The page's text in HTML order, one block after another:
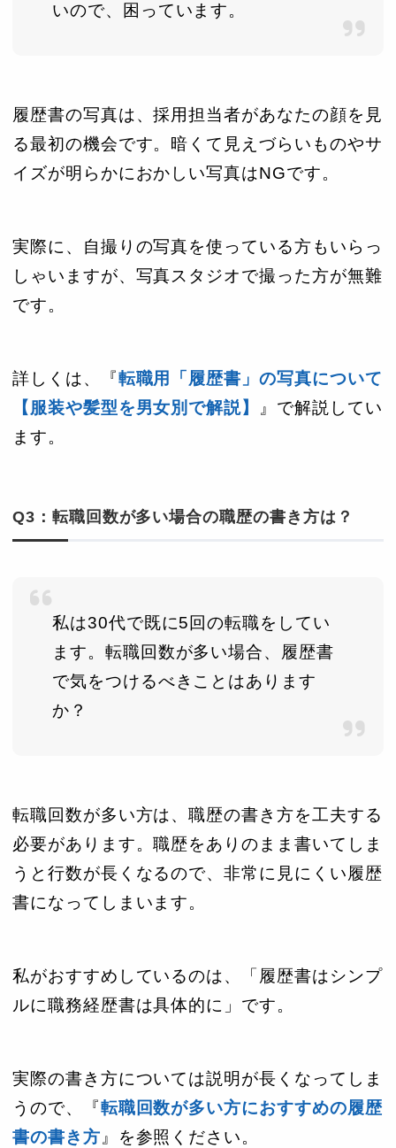
いので、困っています。
履歴書の写真は、採用担当者があなたの顔を見
る最初の機会です。暗くて見えづらいものやサ
イズが明らかにおかしい写真はNGです。
実際に、自撮りの写真を使っている方もいらっ
しゃいますが、写真スタジオで撮った方が無難
です。
詳しくは、『転職用「履歴書」の写真について
【服装や髪型を男女別で解説】
』で解説してい
ます。
Q3：転職回数が多い場合の職歴の書き方は？
私は30代で既に5回の転職をしてい
ます。転職回数が多い場合、履歴書
で気をつけるべきことはあります
か？
転職回数が多い方は、職歴の書き方を工夫する
必要があります。職歴をありのまま書いてしま
うと行数が長くなるので、非常に見にくい履歴
書になってしまいます。
私がおすすめしているのは、「履歴書はシンプ
ルに職務経歴書は具体的に」です。
実際の書き方については説明が長くなってしま
うので、『転職回数が多い方におすすめの履歴
書の書き方 』を参照ください。